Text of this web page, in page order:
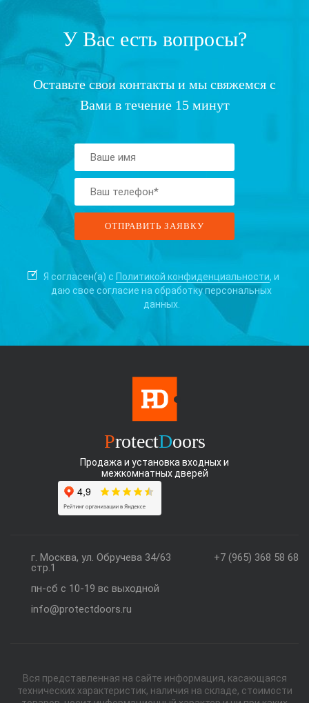
У Вас есть вопросы?
Оставьте свои контакты и мы свяжемся с
Вами в течение 15 минут
Я согласен(а) с Политикой конфиденциальности, и
даю свое согласие на обработку персональных
данных.
ProtectDoors
Продажа и установка входных и
межкомнатных дверей
+7 (965) 368 58 68
г. Москва, ул. Обручева 34/63
стр.1
пн-сб с 10-19 вс выходной
info@protectdoors.ru
Вся представленная на сайте информация, касающаяся
технических характеристик, наличия на складе, стоимости